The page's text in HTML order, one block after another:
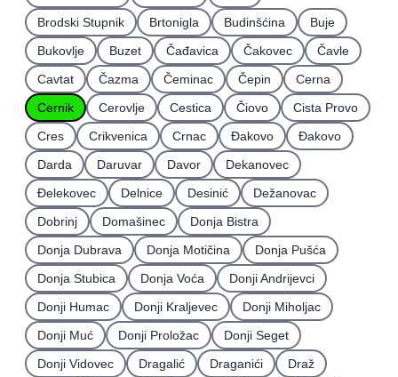
Brodski Stupnik
Brtonigla Budinšćina
Buje
Bukovlje
Buzet Čađavica Čakovec
Čavle
Cavtat
Čazma Čeminac Čepin
Cerna
Cernik
Cerovlje Cestica Čiovo
Cista Provo
Cres
Crikvenica Crnac Đakovo
Ðakovo
Darda
Daruvar Davor
Dekanovec
Ðelekovec
Delnice Desinić
Dežanovac
Dobrinj
Domašinec
Donja Bistra
Donja Dubrava
Donja Motičina
Donja Pušća
Donja Stubica
Donja Voća
Donji Andrijevci
Donji Humac
Donji Kraljevec
Donji Miholjac
Donji Muć
Donji Proložac
Donji Seget
Donji Vidovec
Dragalić Draganići
Draž